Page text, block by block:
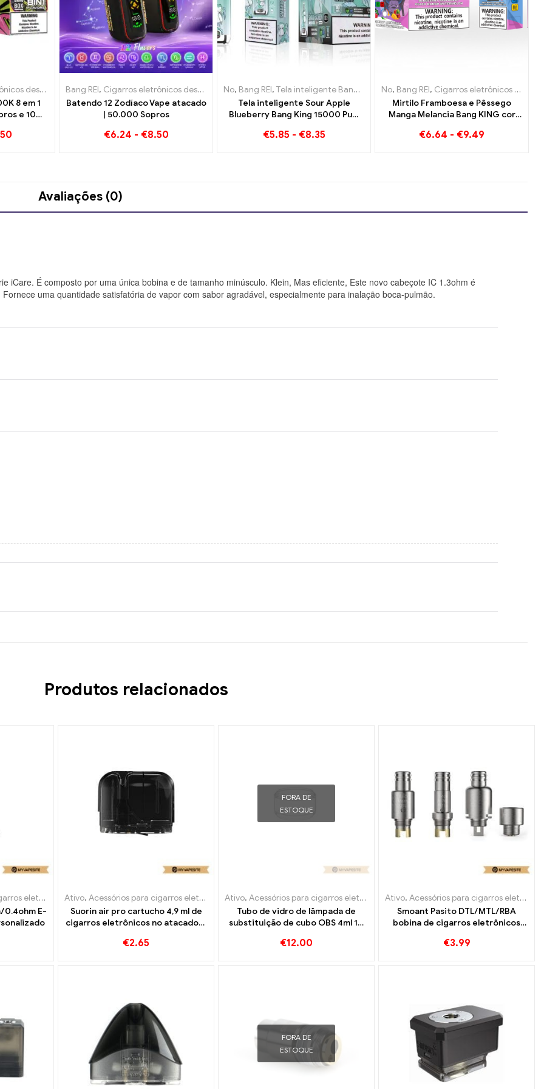
eletrônicos descartáveis ​​Luxemburgo,Cigarros eletrônicos descartáveis ​​Holanda,Cigarros eletrônicos descartáveis ​​Áustria,Cigarros
descartáveis ,Cigarros eletrônicos descartáveis ​​Bélgica,Cigarros eletrônicos descartáveis ​​Dinamarca
8 em 1
e 10
Bang REI, Cigarros eletrônicos descartáveis , Cigarros eletrônicos descartáveis ​​Bélgica,Cigarros eletrônicos descartáveis
Batendo 12 Zodíaco Vape atacado
| 50.000 Sopros
€6.24 - €8.50
No, Bang REI, Tela inteligente Bang King 15000 Sopro , Cigarros eletrônicos
Tela inteligente Sour Apple
Blueberry Bang King 15000 Puff
incomparável cheia de sabores
€5.85 - €8.35
No, Bang REI, Cigarros eletrônicos descartáveis ​​Lituânia
Mirtilo Framboesa e Pêssego
Manga Melancia Bang KING cor
DESCARTÁVEIS Dispositivo
€6.64 - €9.49
Avaliações (0)
iCare. É composto por uma única bobina e de tamanho minúsculo. Klein, Mas eficiente, Este novo cabeçote IC 1.3ohm é
uma quantidade satisfatória de vapor com sabor agradável, especialmente para inalação boca-pulmão.
Produtos relacionados
eletrônicos ,Evaporador
0.4ohm E-
Ativo, Acessórios para cigarros eletrônicos ,Evaporador
Suorin air pro cartucho 4,9 ml de
cigarros eletrônicos no atacado丨
€2.65
FORA DE
ESTOQUE
Ativo, Acessórios para cigarros eletrônicos ,Evaporador
Tubo de vidro de lâmpada de
substituição de cubo OBS 4ml 10
atacado丨Personalizado
€12.00
Ativo, Acessórios para cigarros eletrônicos
Smoant Pasito DTL/MTL/RBA
bobina de cigarros eletrônicos
€3.99
FORA DE
ESTOQUE